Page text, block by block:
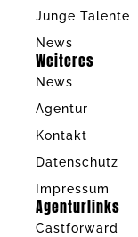
Junge Talente
News
Weiteres
News
Agentur
Kontakt
Datenschutz
Impressum
Agenturlinks
Castforward